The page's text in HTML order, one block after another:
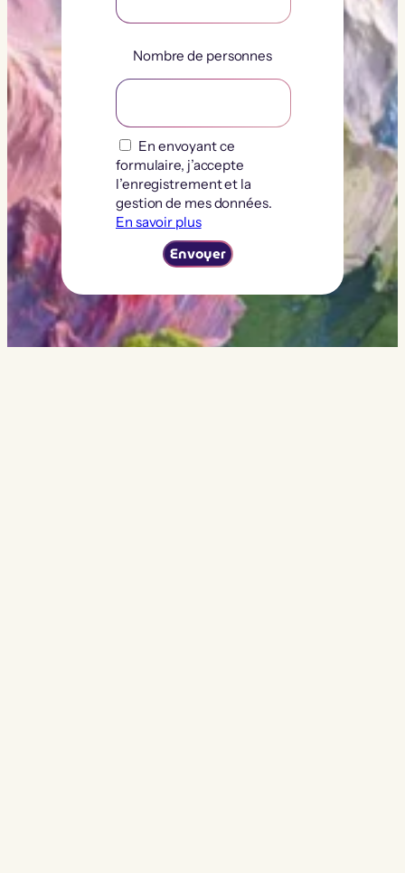
Nombre de personnes
En envoyant ce
formulaire, j’accepte
l’enregistrement et la
gestion de mes données.
En savoir plus